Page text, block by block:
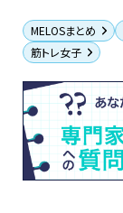
MELOSまとめ
筋トレ女子